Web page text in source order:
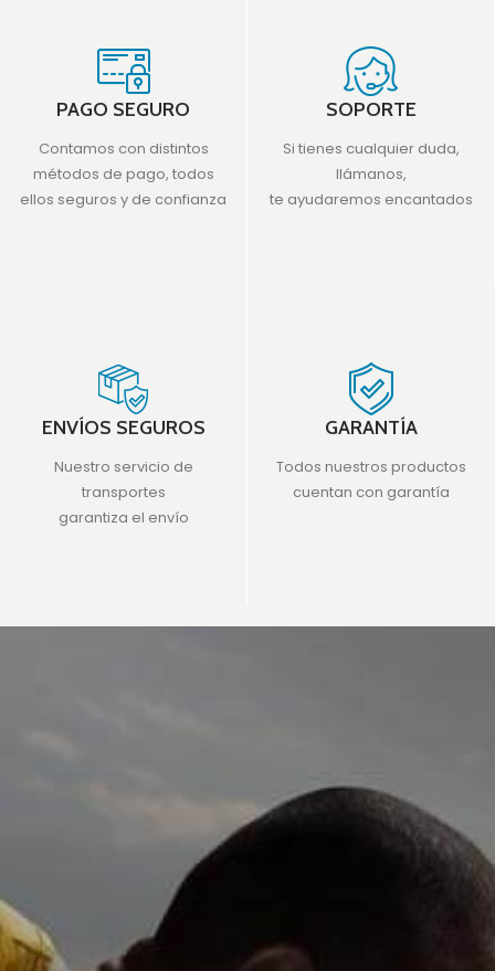
PAGO SEGURO
Contamos con distintos
métodos de pago, todos
ellos seguros y de confianza
SOPORTE
Si tienes cualquier duda,
llámanos,
te ayudaremos encantados
ENVÍOS SEGUROS
Nuestro servicio de
transportes
garantiza el envío
GARANTÍA
Todos nuestros productos
cuentan con garantía